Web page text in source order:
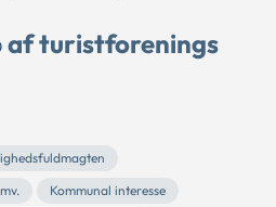
af turistforenings
Kommunal interesse